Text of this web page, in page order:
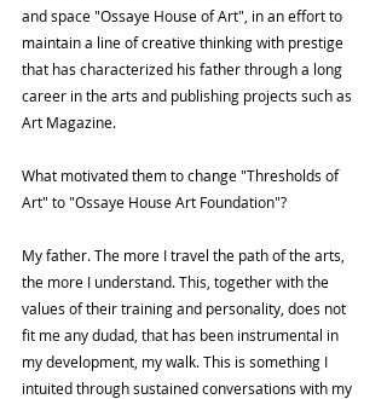
and space "Ossaye House of Art", in an effort to
maintain a line of creative thinking with prestige
that has characterized his father through a long
career in the arts and publishing projects such as
Art Magazine.
What motivated them to change "Thresholds of
Art" to "Ossaye House Art Foundation"?
My father. The more I travel the path of the arts,
the more I understand. This, together with the
values ​​of their training and personality, does not
fit me any dudad, that has been instrumental in
my development, my walk. This is something I
intuited through sustained conversations with my